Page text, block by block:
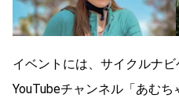
イベントには、サイクルナビ
YouTubeチャンネル「あむ